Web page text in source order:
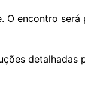
O encontro será
detalhadas